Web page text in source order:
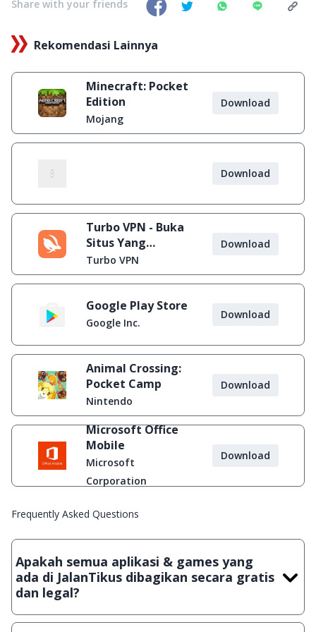
Share with your friends
Rekomendasi Lainnya
Minecraft: Pocket
Edition
Mojang
Download
Download
Turbo VPN - Buka
Situs Yang
Diblokir
Turbo VPN
Download
Google Play Store
Google Inc.
Download
Animal Crossing:
Pocket Camp
Nintendo
Download
Microsoft Office
Mobile
Microsoft
Corporation
Download
Frequently Asked Questions
Apakah semua aplikasi & games yang
ada di JalanTikus dibagikan secara gratis
dan legal?
Ya, JalanTikus hanya membagikan aplikasi & games yang